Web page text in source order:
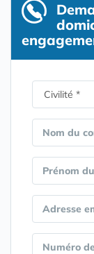
Nom du
Prénom
Adresse
Numéro